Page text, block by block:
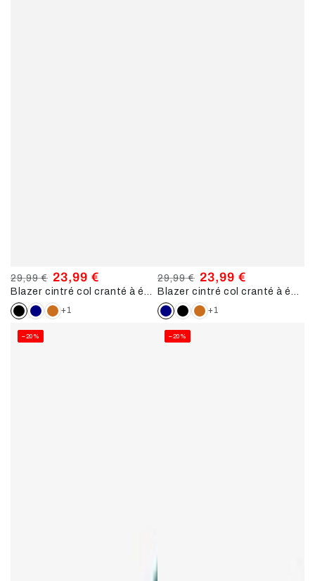
Prix
normal
29,99 €
Prix
de
vente
23,99 €
+1
Prix
normal
29,99 €
Prix
de
vente
23,99 €
+1
–20% –20%